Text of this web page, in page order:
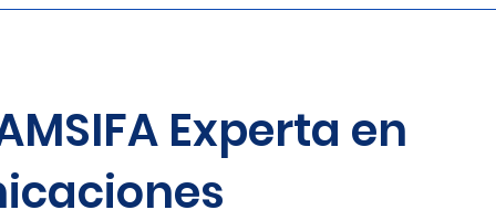
Experta en